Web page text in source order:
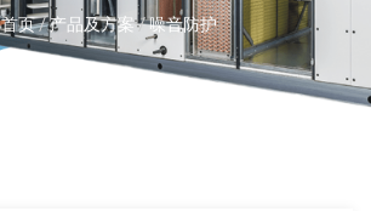
首页/产品及方案/噪音防护